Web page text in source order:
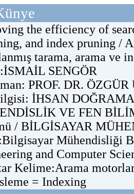
the efficiency of
and index pruning /
tarama, arama ve
SENGÖR
PROF. DR.
İHSAN
VE FEN
/ BİLGİSAYAR
Mühendisliği
and Computer
Kelime:Arama
= Indexing